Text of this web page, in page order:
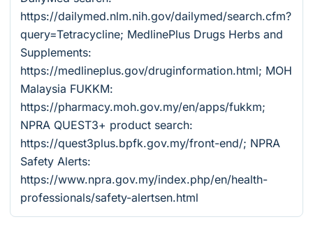
https://dailymed.nlm.nih.gov/dailymed/search.cfm?
query=Tetracycline; MedlinePlus Drugs Herbs and
Supplements:
https://medlineplus.gov/druginformation.html; MOH
Malaysia FUKKM:
https://pharmacy.moh.gov.my/en/apps/fukkm;
NPRA QUEST3+ product search:
https://quest3plus.bpfk.gov.my/front-end/; NPRA
Safety Alerts:
https://www.npra.gov.my/index.php/en/health-
professionals/safety-alertsen.html